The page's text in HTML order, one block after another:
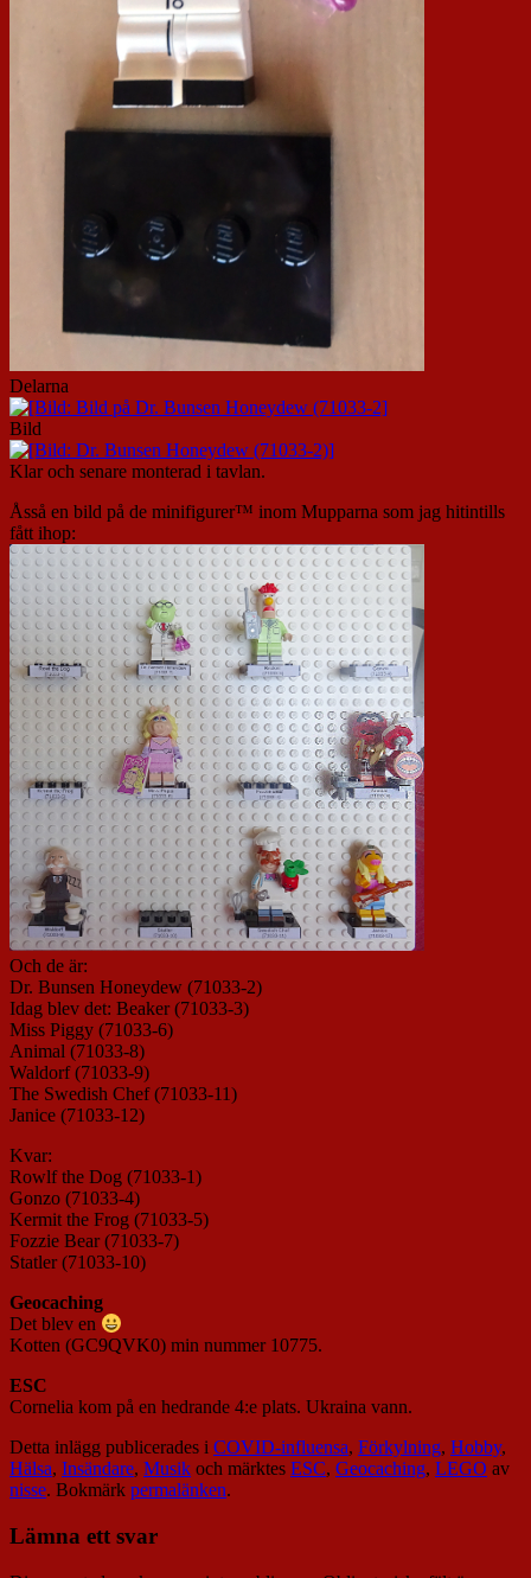
Delarna
Bild
Klar och senare monterad i tavlan.
Åsså en bild på de minifigurer™ inom Mupparna som jag hitintills
fått ihop:
Och de är:
Dr. Bunsen Honeydew (71033-2)
Idag blev det: Beaker (71033-3)
Miss Piggy (71033-6)
Animal (71033-8)
Waldorf (71033-9)
The Swedish Chef (71033-11)
Janice (71033-12)
Kvar:
Rowlf the Dog (71033-1)
Gonzo (71033-4)
Kermit the Frog (71033-5)
Fozzie Bear (71033-7)
Statler (71033-10)
Geocaching
Det blev en
Kotten (GC9QVK0) min nummer10775.
ESC
Cornelia kom på en hedrande 4:e plats. Ukraina vann.
Detta inlägg publicerades i COVID-influensa, Förkylning, Hobby,
Hälsa, Insändare, Musik och märktes ESC, Geocaching, LEGO av
nisse. Bokmärk permalänken.
Lämna ett svar